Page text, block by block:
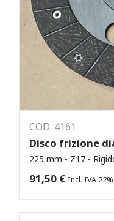
COD: 4161
Disco frizione
225 mm - Z17 -
91,50 € Incl. IVA 22%